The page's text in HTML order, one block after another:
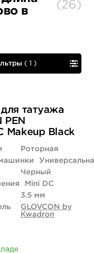
(1 )
в
(26)
татуажа
PEN
Makeup Black
Роторная
Черный
Mini DC
3.5 мм
GLOVCON by
Kwadron